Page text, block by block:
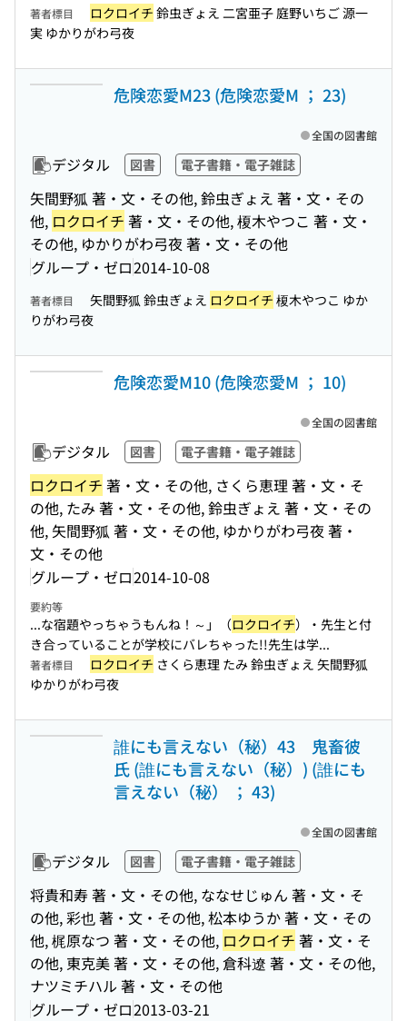
著者標目 ロクロイチ 鈴虫ぎょえ 二宮亜子 庭野いちご 源一
実 ゆかりがわ弓夜
危険恋愛M23 (危険恋愛M ； 23)
デジタル 図書 電子書籍・電子雑誌
矢間野狐 著・文・その他, 鈴虫ぎょえ 著・文・その
他, ロクロイチ 著・文・その他, 榎木やつこ 著・文・
その他, ゆかりがわ弓夜 著・文・その他
グループ・ゼロ2014-10-08
全国の図書館
著者標目 矢間野狐 鈴虫ぎょえ ロクロイチ 榎木やつこ ゆか
りがわ弓夜
危険恋愛M10 (危険恋愛M ； 10)
デジタル 図書 電子書籍・電子雑誌
ロクロイチ 著・文・その他, さくら恵理 著・文・そ
の他, たみ 著・文・その他, 鈴虫ぎょえ 著・文・その
他, 矢間野狐 著・文・その他, ゆかりがわ弓夜 著・
文・その他
グループ・ゼロ2014-10-08
全国の図書館
要約等
...な宿題やっちゃうもんね！～」（ロクロイチ）・先生と付
き合っていることが学校にバレちゃった!!先生は学...
著者標目 ロクロイチ さくら恵理 たみ 鈴虫ぎょえ 矢間野狐
ゆかりがわ弓夜
誰にも言えない（秘）43 鬼畜彼
氏 (誰にも言えない（秘）) (誰にも
言えない（秘） ； 43)
デジタル 図書 電子書籍・電子雑誌
将貴和寿 著・文・その他, ななせじゅん 著・文・そ
の他, 彩也 著・文・その他, 松本ゆうか 著・文・その
他, 梶原なつ 著・文・その他, ロクロイチ 著・文・そ
の他, 東克美 著・文・その他, 倉科遼 著・文・その他,
ナツミチハル 著・文・その他
グループ・ゼロ2013-03-21
全国の図書館